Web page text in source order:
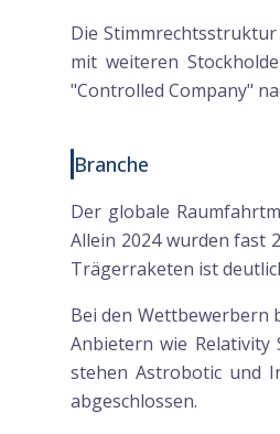
Die
mit weiteren
"Controlled Company"
Branche
Der globale
Allein 2024 wurden fast
Trägerraketen ist
Bei den Wettbewerbern
Anbietern wie Relativity
stehen Astrobotic und
abgeschlossen.